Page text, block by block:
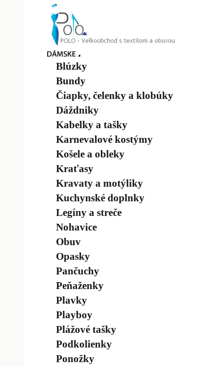
Blúzky
Bundy
Čiapky, čelenky a klobúky
Dáždniky
Kabelky a tašky
Karnevalové kostýmy
Košele a obleky
Kraťasy
Kravaty a motýliky
Kuchynské doplnky
Legíny a streče
Nohavice
Obuv
Opasky
Pančuchy
Peňaženky
Plavky
Playboy
Plážové tašky
Podkolienky
Ponožky